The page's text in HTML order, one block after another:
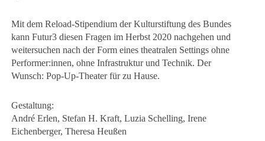
Mit dem Reload-Stipendium der Kulturstiftung des Bundes
kann Futur3 diesen Fragen im Herbst 2020 nachgehen und
weitersuchen nach der Form eines theatralen Settings ohne
Performer:innen, ohne Infrastruktur und Technik. Der
Wunsch: Pop-Up-Theater für zu Hause.
Gestaltung:
André Erlen, Stefan H. Kraft, Luzia Schelling, Irene
Eichenberger, Theresa Heußen